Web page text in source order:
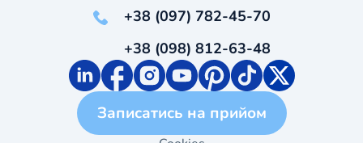
+38 (097) 782-45-70
+38 (098) 812-63-48
Записатись на прийом